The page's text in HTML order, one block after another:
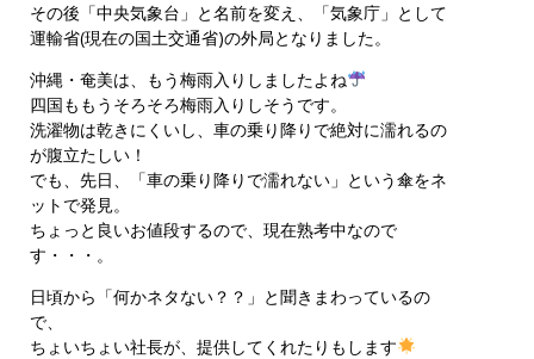
その後「中央気象台」と名前を変え、「気象庁」として
運輸省(現在の国土交通省)の外局となりました。
沖縄・奄美は、もう梅雨入りしましたよね
四国ももうそろそろ梅雨入りしそうです。
洗濯物は乾きにくいし、車の乗り降りで絶対に濡れるの
が腹立たしい！
でも、先日、「車の乗り降りで濡れない」という傘をネ
ットで発見。
ちょっと良いお値段するので、現在熟考中なので
す・・・。
日頃から「何かネタない？？」と聞きまわっているの
で、
ちょいちょい社長が、提供してくれたりもします